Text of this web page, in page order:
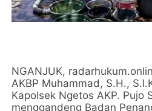
NGANJUK,
AKBP Muhammad, S.H.,
Kapolsek Ngetos AKP. Pujo
menggandeng Badan